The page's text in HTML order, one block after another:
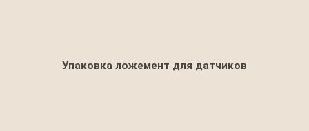
Упаковка ложемент для датчиков